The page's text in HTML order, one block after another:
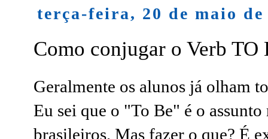
terça-feira, 20 de maio de
Como conjugar o Verb TO
Geralmente os alunos já olham
Eu sei que o "To Be" é o
brasileiros. Mas fazer o que? É